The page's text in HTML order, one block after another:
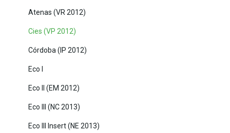
Atenas (VR 2012)
Cies (VP 2012)
Córdoba (IP 2012)
Eco I
Eco II (EM 2012)
Eco III (NC 2013)
Eco III Insert (NE 2013)